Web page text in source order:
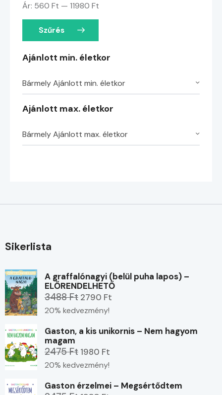
Szűrés
Ár: 560 Ft — 11980 Ft
Ajánlott min. életkor
Bármely Ajánlott min. életkor
Ajánlott max. életkor
Bármely Ajánlott max. életkor
Sikerlista
A graffalónagyi (belül puha lapos) –
ELŐRENDELHETŐ
3488 Ft 2790 Ft
20% kedvezmény!
Gaston, a kis unikornis – Nem hagyom
magam
2475 Ft 1980 Ft
20% kedvezmény!
Gaston érzelmei – Megsértődtem